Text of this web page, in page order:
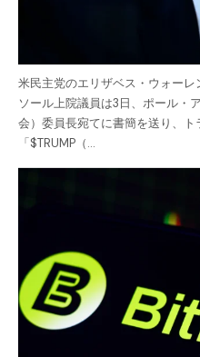
米民主党のエリザベス・ウォー
ソール上院議員は3日、ポール・
会）委員長宛てに書簡を送り、
「$TRUMP（…